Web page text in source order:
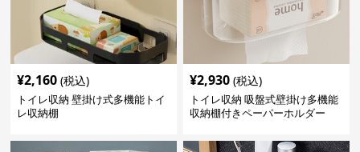
¥2,160 (税込)
トイレ収納 壁掛け式多機能トイ
レ収納棚
¥2,930 (税込)
トイレ収納 吸盤式壁掛け多機能
収納棚付きペーパーホルダー